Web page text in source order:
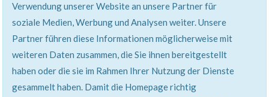
Verwendung unserer Website an unsere Partner für
soziale Medien, Werbung und Analysen weiter. Unsere
Partner führen diese Informationen möglicherweise mit
weiteren Daten zusammen, die Sie ihnen bereitgestellt
haben oder die sie im Rahmen Ihrer Nutzung der Dienste
gesammelt haben. Damit die Homepage richtig